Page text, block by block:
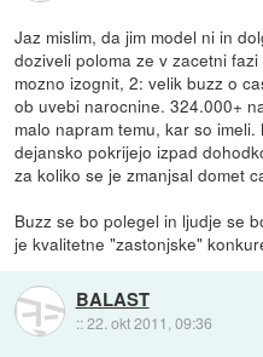
Jaz mislim, da jim model ni in
doziveli poloma ze v zacetni
mozno izognit, 2: velik buzz o
ob uvebi narocnine. 324.000+
malo napram temu, kar so
dejansko pokrijejo izpad
za koliko se je zmanjsal domet
Buzz se bo polegel in ljudje se
je kvalitetne "zastonjske"
BALAST
::22. okt 2011, 09:36